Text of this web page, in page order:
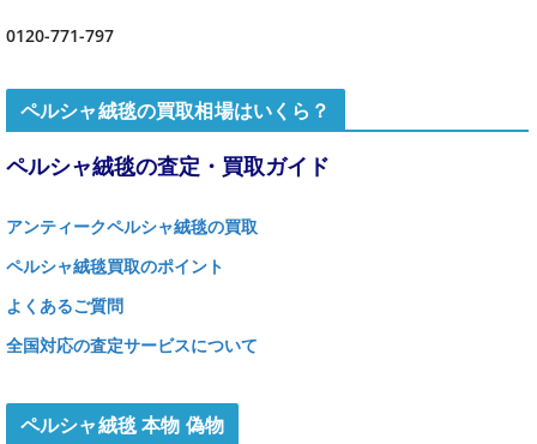
0120-771-797
ペルシャ絨毯の買取相場はいくら？
ペルシャ絨毯の査定・買取ガイド
アンティークペルシャ絨毯の買取
ペルシャ絨毯買取のポイント
よくあるご質問
全国対応の査定サービスについて
ペルシャ絨毯 本物 偽物